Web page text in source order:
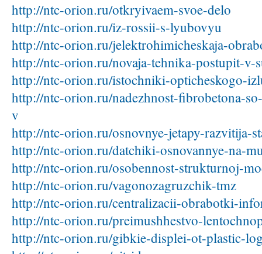
http://ntc-orion.ru/otkryivaem-svoe-delo
http://ntc-orion.ru/iz-rossii-s-lyubovyu
http://ntc-orion.ru/jelektrohimicheskaja-
http://ntc-orion.ru/novaja-tehnika-postupit-v-
http://ntc-orion.ru/istochniki-opticheskogo-
http://ntc-orion.ru/nadezhnost-fibrobetona-
v
http://ntc-orion.ru/osnovnye-jetapy-razvitija-
http://ntc-orion.ru/datchiki-osnovannye-na-
http://ntc-orion.ru/osobennost-strukturnoj-
http://ntc-orion.ru/vagonozagruzchik-tmz
http://ntc-orion.ru/centralizacii-obrabotki-
http://ntc-orion.ru/preimushhestvo-
http://ntc-orion.ru/gibkie-displei-ot-plastic-